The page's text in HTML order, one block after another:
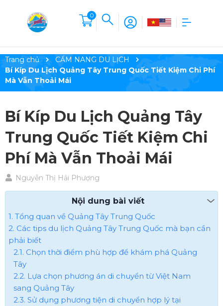
0
Trang chủ
CẨM NANG DU LỊCH
Bí Kíp Du Lịch Quảng Tây Trung Quốc Tiết Kiệm Chi Phí
Mà Vẫn Thoải Mái
Bí Kíp Du Lịch Quảng Tây
Trung Quốc Tiết Kiệm Chi
Phí Mà Vẫn Thoải Mái
Nguyễn Thị Hải Phượng
Nội dung bài viết
1. Tổng quan về Quảng Tây Trung Quốc
2. Các tips du lịch Quảng Tây Trung Quốc mà bạn cần
phải biết
2.1. Chọn thời điểm phù hợp để khám phá Quảng
Tây
2.2. Lựa chọn phương án di chuyển từ Việt Nam
sang Quảng Tây
2.3. Sử dụng phương tiện di chuyển hợp lý tại